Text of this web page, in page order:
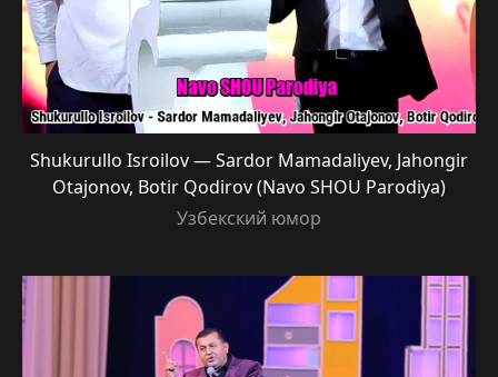
Shukurullo Isroilov — Sardor Mamadaliyev, Jahongir
Otajonov, Botir Qodirov (Navo SHOU Parodiya)
Узбекский юмор